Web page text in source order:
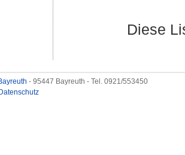
Diese
- 95447 Bayreuth - Tel. 0921/553450
Datenschutz